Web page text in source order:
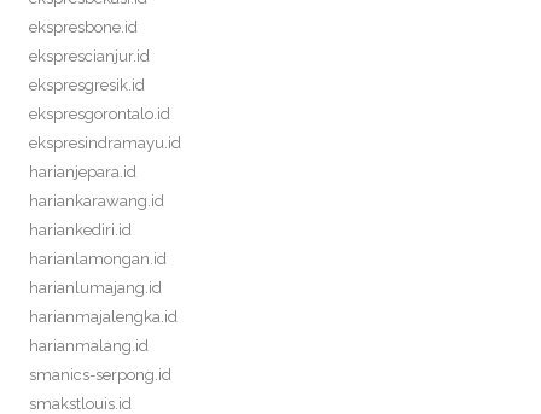
ekspresbone.id
eksprescianjur.id
ekspresgresik.id
ekspresgorontalo.id
ekspresindramayu.id
harianjepara.id
hariankarawang.id
hariankediri.id
harianlamongan.id
harianlumajang.id
harianmajalengka.id
harianmalang.id
smanics-serpong.id
smakstlouis.id